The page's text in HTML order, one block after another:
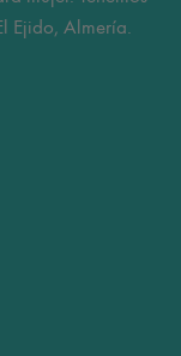
Ejido, Almería.